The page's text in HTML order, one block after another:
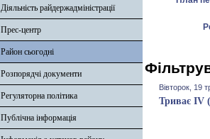
Діяльність райдержадміністрації
Прес-центр
Район сьогодні
Розпорядчі документи
Регуляторна політика
Публічна інформація
Вівторок, 19
Триває ІV